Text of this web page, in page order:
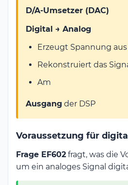
D/A-Umsetzer (DAC)
Digital → Analog
Erzeugt Spannung
Rekonstruiert das
Am
Ausgang der DSP
Voraussetzung für
Frage EF602 fragt, was die
um ein analoges Signal